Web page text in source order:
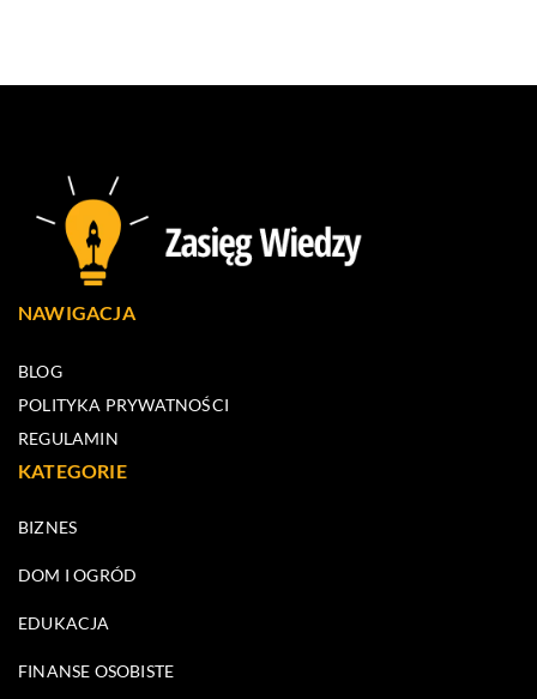
NAWIGACJA
BLOG
POLITYKA PRYWATNOŚCI
REGULAMIN
KATEGORIE
BIZNES
DOM I OGRÓD
EDUKACJA
FINANSE OSOBISTE